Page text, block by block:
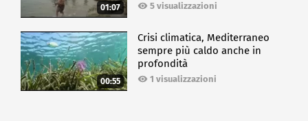
01:07 5 visualizzazioni
00:55
Crisi climatica, Mediterraneo
sempre più caldo anche in
profondità
1 visualizzazioni